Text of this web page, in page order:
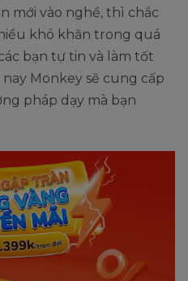
mới vào nghề, thì chắc
khó khăn trong quá
bạn tự tin và làm tốt
Monkey sẽ cung cấp
pháp dạy mà bạn